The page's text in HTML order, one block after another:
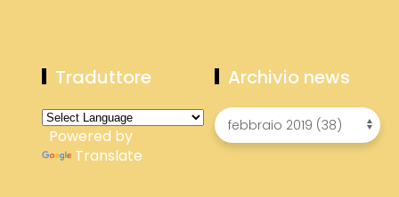
Traduttore
Powered by
Translate
Archivio news